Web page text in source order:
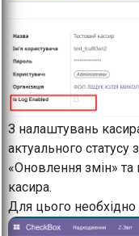
З налаштувань
актуального
«Оновлення змін» та
касира.
Для цього необхідно